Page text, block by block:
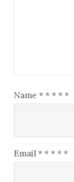
Name * * * * *
Email* * * * *